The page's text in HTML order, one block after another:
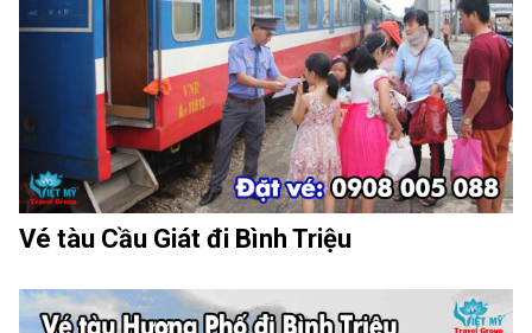
Vé tàu Cầu Giát đi Bình Triệu